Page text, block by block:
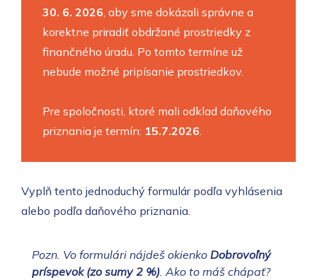
30. 6. 2026 , aby sme dokázali správne a
korektne priradiť obdržané prostriedky z
finančného úradu. Po tomto termíne už
nebude možné pripísanie prostriedkov.
Pre spoločnosti, ktoré mali odklad daňového
priznania je termín: 15.7.2026
Vyplň tento jednoduchý formulár podľa vyhlásenia
alebo podľa daňového priznania.
Pozn. Vo formulári nájdeš okienko Dobrovoľný
príspevok (zo sumy 2 %). Ako to máš chápať?